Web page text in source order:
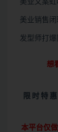
美业文案
美业销售闭
发型师打
想
限 时 特 惠
本平台仅